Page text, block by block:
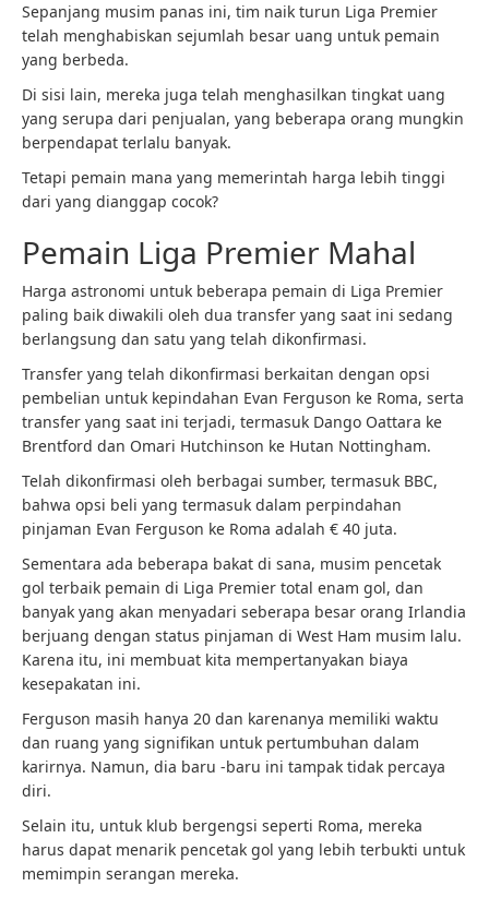
Sepanjang musim panas ini, tim naik turun Liga Premier
telah menghabiskan sejumlah besar uang untuk pemain
yang berbeda.
Di sisi lain, mereka juga telah menghasilkan tingkat uang
yang serupa dari penjualan, yang beberapa orang mungkin
berpendapat terlalu banyak.
Tetapi pemain mana yang memerintah harga lebih tinggi
dari yang dianggap cocok?
Pemain Liga Premier Mahal
Harga astronomi untuk beberapa pemain di Liga Premier
paling baik diwakili oleh dua transfer yang saat ini sedang
berlangsung dan satu yang telah dikonfirmasi.
Transfer yang telah dikonfirmasi berkaitan dengan opsi
pembelian untuk kepindahan Evan Ferguson ke Roma, serta
transfer yang saat ini terjadi, termasuk Dango Oattara ke
Brentford dan Omari Hutchinson ke Hutan Nottingham.
Telah dikonfirmasi oleh berbagai sumber, termasuk BBC,
bahwa opsi beli yang termasuk dalam perpindahan
pinjaman Evan Ferguson ke Roma adalah € 40 juta.
Sementara ada beberapa bakat di sana, musim pencetak
gol terbaik pemain di Liga Premier total enam gol, dan
banyak yang akan menyadari seberapa besar orang Irlandia
berjuang dengan status pinjaman di West Ham musim lalu.
Karena itu, ini membuat kita mempertanyakan biaya
kesepakatan ini.
Ferguson masih hanya 20 dan karenanya memiliki waktu
dan ruang yang signifikan untuk pertumbuhan dalam
karirnya. Namun, dia baru -baru ini tampak tidak percaya
diri.
Selain itu, untuk klub bergengsi seperti Roma, mereka
harus dapat menarik pencetak gol yang lebih terbukti untuk
memimpin serangan mereka.